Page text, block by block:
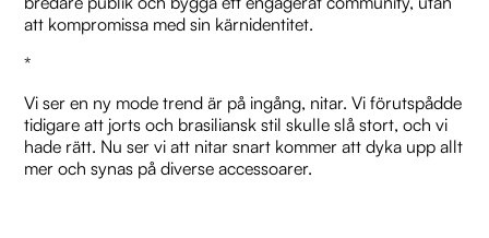
att kompromissa med sin kärnidentitet.
*
Vi ser en ny mode trend är på ingång, nitar. Vi förutspådde
tidigare att jorts och brasiliansk stil skulle slå stort, och vi
hade rätt. Nu ser vi att nitar snart kommer att dyka upp allt
mer och synas på diverse accessoarer.